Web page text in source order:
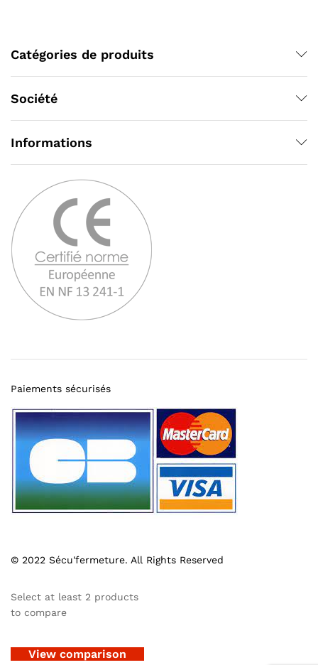
Catégories de produits
Société
Informations
© 2022 Sécu'fermeture. All Rights Reserved
Paiements sécurisés
Select at least 2 products
to compare
View comparison